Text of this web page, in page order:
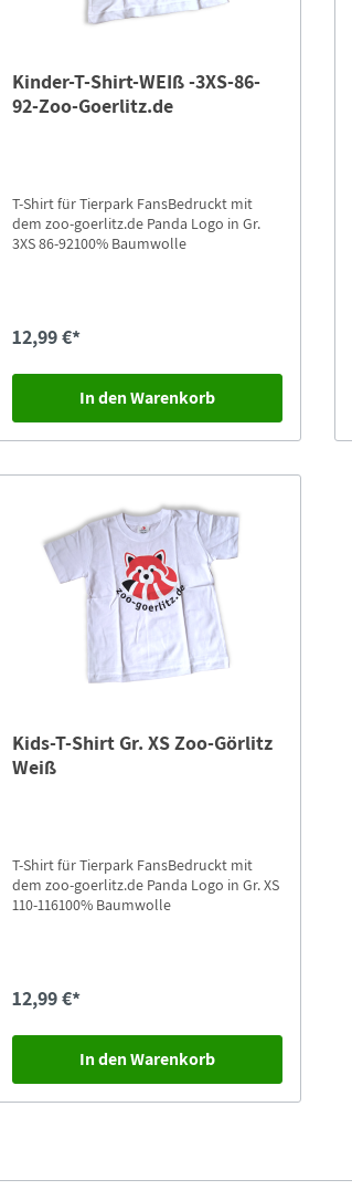
Kinder-T-Shirt-WEIß -3XS-86-
92-Zoo-Goerlitz.de
T-Shirt für Tierpark FansBedruckt mit
dem zoo-goerlitz.de Panda Logo in Gr.
3XS 86-92100% Baumwolle
12,99 €*
In den Warenkorb
Kids-T-Shirt Gr. XS Zoo-Görlitz
Weiß
T-Shirt für Tierpark FansBedruckt mit
dem zoo-goerlitz.de Panda Logo in Gr. XS
110-116100% Baumwolle
12,99 €*
In den Warenkorb